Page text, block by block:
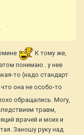
К тому же,
понимаю.. у нее
то (надо стандарт
она не особо-то
обращались. Могу,
травм,
врачей и моих и
Заношу руку над